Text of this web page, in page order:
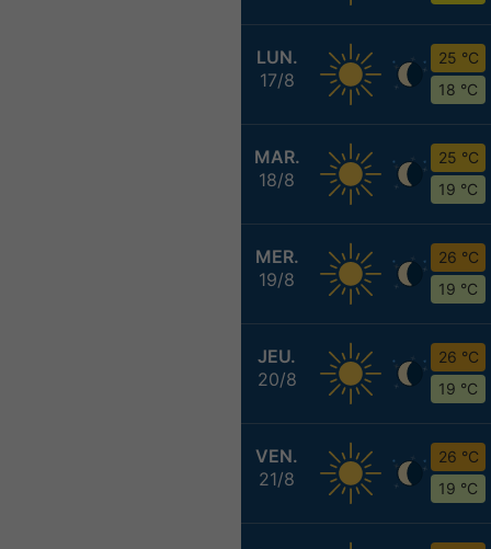
LUN.
17/8
25 °C
18 °C
MAR.
18/8
25 °C
19 °C
MER.
19/8
26 °C
19 °C
JEU.
20/8
26 °C
19 °C
VEN.
21/8
26 °C
19 °C